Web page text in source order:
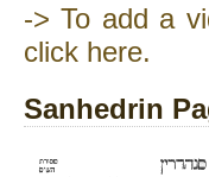
-> To add a
click here.
Sanhedrin